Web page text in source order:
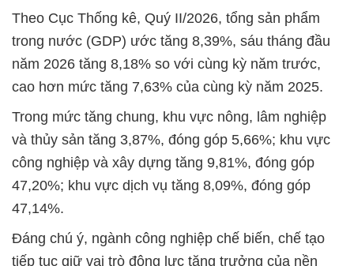
Theo Cục Thống kê, Quý II/2026, tổng sản phẩm
trong nước (GDP) ước tăng 8,39%, sáu tháng đầu
năm 2026 tăng 8,18% so với cùng kỳ năm trước,
cao hơn mức tăng 7,63% của cùng kỳ năm 2025.
Trong mức tăng chung, khu vực nông, lâm nghiệp
và thủy sản tăng 3,87%, đóng góp 5,66%; khu vực
công nghiệp và xây dựng tăng 9,81%, đóng góp
47,20%; khu vực dịch vụ tăng 8,09%, đóng góp
47,14%.
Đáng chú ý, ngành công nghiệp chế biến, chế tạo
tiếp tục giữ vai trò động lực tăng trưởng của nền